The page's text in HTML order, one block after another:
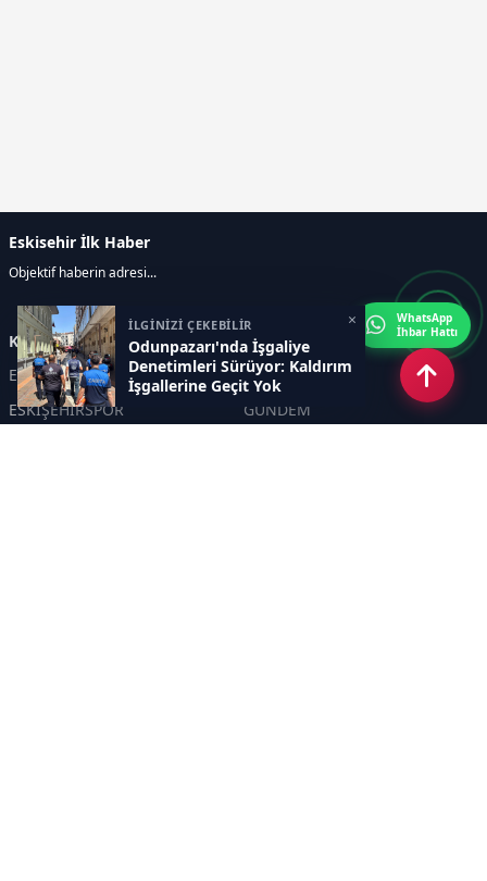
İLGİNİZİ ÇEKEBİLİR
Odunpazarı'nda İşgaliye
Denetimleri Sürüyor: Kaldırım
İşgallerine Geçit Yok
×
Eskisehir İlk Haber
Objektif haberin adresi...
Kategoriler
ESKİŞEHİR
GENEL
ESKİŞEHİRSPOR
GÜNDEM
WhatsApp
İhbar Hattı